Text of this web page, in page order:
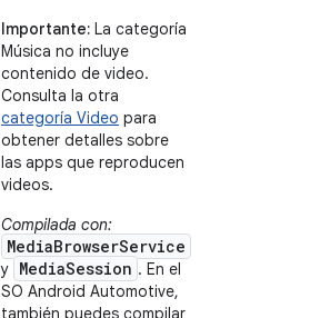
Importante: La categoría
Música no incluye
contenido de video.
Consulta la otra
categoría Video para
obtener detalles sobre
las apps que reproducen
videos.
Compilada con:
MediaBrowserService
y MediaSession . En el
SO Android Automotive,
también puedes compilar